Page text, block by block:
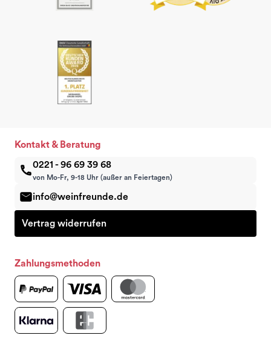
Kontakt & Beratung
0221 - 96 69 39 68
von Mo-Fr, 9-18 Uhr (außer an Feiertagen)
info@weinfreunde.de
Vertrag widerrufen
Zahlungsmethoden